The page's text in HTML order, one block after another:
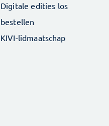
Digitale edities los
bestellen
KIVI-lidmaatschap